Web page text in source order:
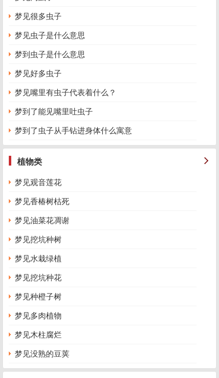
梦见很多虫子
梦见虫子是什么意思
梦到虫子是什么意思
梦见好多虫子
梦见嘴里有虫子代表着什么？
梦到了能见嘴里吐虫子
梦到了虫子从手钻进身体什么寓意
植物类
梦见观音莲花
梦见香椿树枯死
梦见油菜花凋谢
梦见挖坑种树
梦见水栽绿植
梦见挖坑种花
梦见种橙子树
梦见多肉植物
梦见木柱腐烂
梦见没熟的豆荚